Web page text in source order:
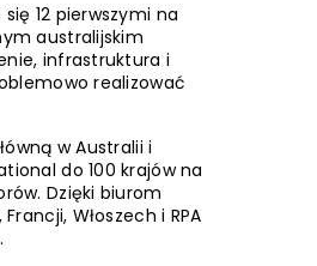
12 pierwszymi na
australijskim
infrastruktura i
realizować
w Australii i
do 100 krajów na
Dzięki biurom
Włoszech i RPA